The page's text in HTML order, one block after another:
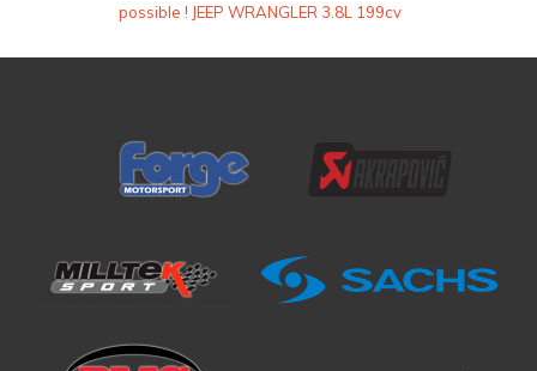
possible ! JEEP WRANGLER 3.8L 199cv